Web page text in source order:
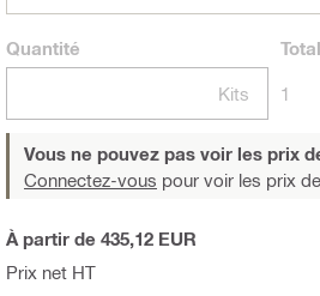
Quantité
Kits
Total
1
Vous ne pouvez pas voir les prix
Connectez-vous pour voir les prix
Prix net HT
À partir de 435,12 EUR